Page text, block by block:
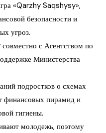
«Qarzhy Saqshysy»,
безопасности и
угроз.
с Агентством по
Министерства
подростков о схемах
финансовых пирамид и
гигиены.
молодежь, поэтому